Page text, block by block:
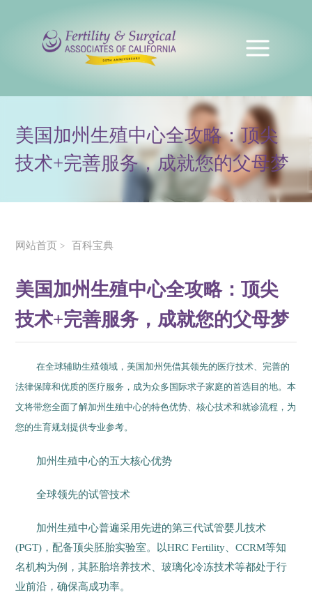
美国加州生殖中心全攻略：顶尖
技术+完善服务，成就您的父母梦
网站首页 > 百科宝典
美国加州生殖中心全攻略：顶尖
技术+完善服务，成就您的父母梦
在全球辅助生殖领域，美国加州凭借其领先的医疗技术、完善的
法律保障和优质的医疗服务，成为众多国际求子家庭的首选目的地。本
文将带您全面了解加州生殖中心的特色优势、核心技术和就诊流程，为
您的生育规划提供专业参考。
加州生殖中心的五大核心优势
全球领先的试管技术
加州生殖中心普遍采用先进的第三代试管婴儿技术
(PGT)，配备顶尖胚胎实验室。以HRC Fertility、CCRM等知
名机构为例，其胚胎培养技术、玻璃化冷冻技术等都处于行
业前沿，确保高成功率。